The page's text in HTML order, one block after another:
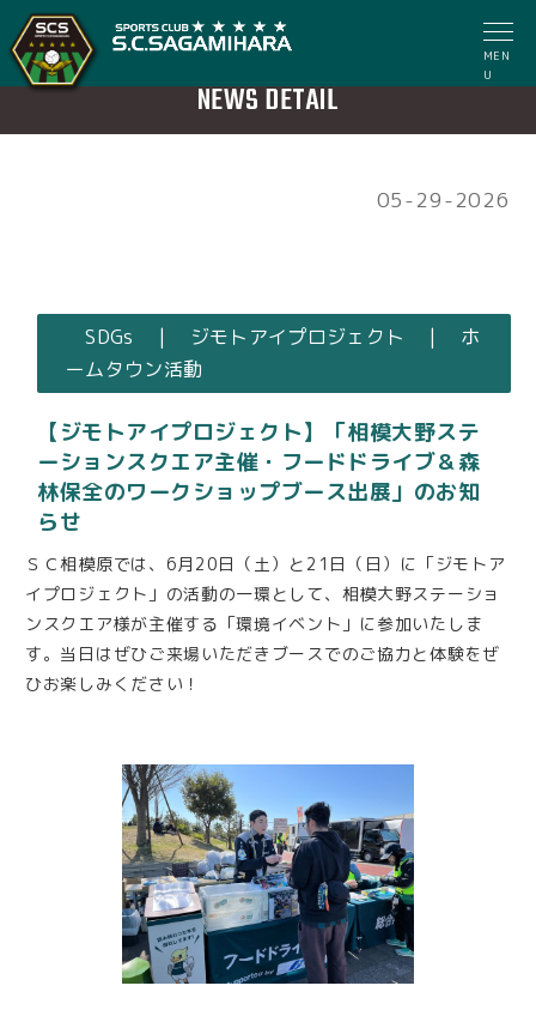
MEN
U
NEWS DETAIL
05-29-2026
SDGs | ジモトアイプロジェクト | ホ
ームタウン活動
【ジモトアイプロジェクト】「相模大野ステ
ーションスクエア主催・フードドライブ＆森
林保全のワークショップブース出展」のお知
らせ
ＳＣ相模原では、6月20日（土）と21日（日）に「ジモトア
イプロジェクト」の活動の一環として、相模大野ステーショ
ンスクエア様が主催する「環境イベント」に参加いたしま
す。当日はぜひご来場いただきブースでのご協力と体験をぜ
ひお楽しみください！